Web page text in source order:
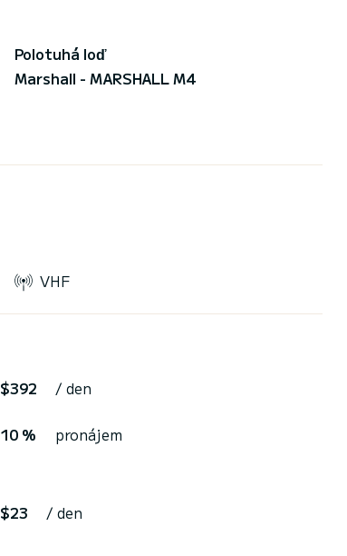
Polotuhá loď
Marshall - MARSHALL M4
VHF
$392 / den
10 % pronájem
$23 / den